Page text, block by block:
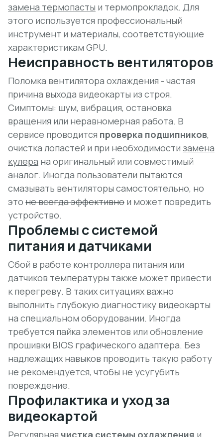
замена термопасты и термопрокладок. Для
этого используется профессиональный
инструмент и материалы, соответствующие
характеристикам GPU.
Неисправность вентиляторов
Поломка вентилятора охлаждения - частая
причина выхода видеокарты из строя.
Симптомы: шум, вибрация, остановка
вращения или неравномерная работа. В
сервисе проводится проверка подшипников,
очистка лопастей и при необходимости замена
кулера на оригинальный или совместимый
аналог. Иногда пользователи пытаются
смазывать вентиляторы самостоятельно, но
это не всегда эффективно и может повредить
устройство.
Проблемы с системой
питания и датчиками
Сбой в работе контроллера питания или
датчиков температуры также может привести
к перегреву. В таких ситуациях важно
выполнить глубокую диагностику видеокарты
на специальном оборудовании. Иногда
требуется пайка элементов или обновление
прошивки BIOS графического адаптера. Без
надлежащих навыков проводить такую работу
не рекомендуется, чтобы не усугубить
повреждение.
Профилактика и уход за
видеокартой
Регулярная чистка системы охлаждения и